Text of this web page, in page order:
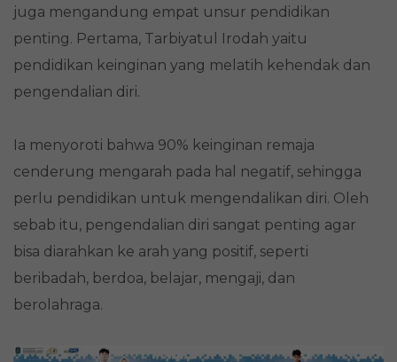
juga mengandung empat unsur pendidikan
penting. Pertama, Tarbiyatul Irodah yaitu
pendidikan keinginan yang melatih kehendak dan
pengendalian diri.
Ia menyoroti bahwa 90% keinginan remaja
cenderung mengarah pada hal negatif, sehingga
perlu pendidikan untuk mengendalikan diri. Oleh
sebab itu, pengendalian diri sangat penting agar
bisa diarahkan ke arah yang positif, seperti
beribadah, berdoa, belajar, mengaji, dan
berolahraga.